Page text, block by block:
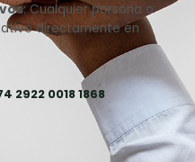
: Cualquier persona o
directamente en
2922 0018 1868